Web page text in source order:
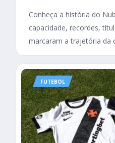
Conheça a história do
capacidade, recordes,
marcaram a trajetória da
FUTEBOL